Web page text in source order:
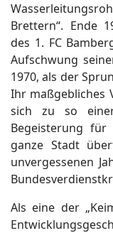
Brettern“. Ende
des 1. FC
Aufschwung
1970, als der
Ihr maßgebliches
sich zu so
Begeisterung
ganze Stadt
unvergessenen
Als eine der